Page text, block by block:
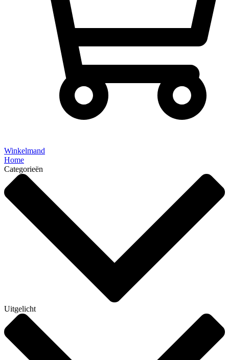
Winkelmand
Home
Categorieën
Uitgelicht